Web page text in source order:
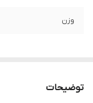
وزن
توضیحات